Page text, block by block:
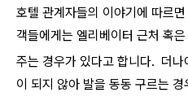
호텔 관계자들의 이야기에 따르
객들에게는 엘리베이터 근처 혹
주는 경우가 있다고 합니다. 더
이 되지 않아 발을 동동 구르는 경